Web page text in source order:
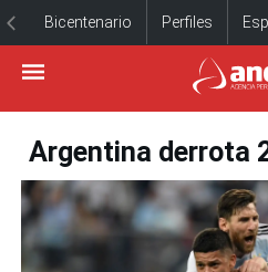
Bicentenario Perfiles
Argentina derrota